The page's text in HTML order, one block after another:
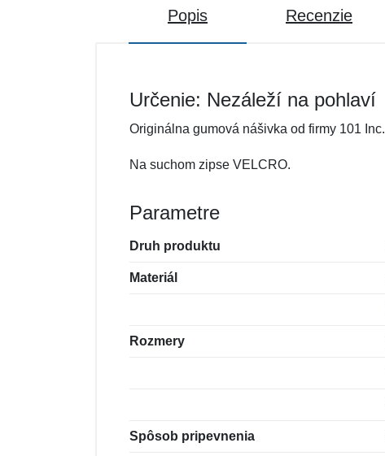
Popis Recenzie
Určenie: Nezáleží na pohlaví
Originálna gumová nášivka od firmy 101 Inc.
Na suchom zipse VELCRO.
Parametre
Druh produktu
Materiál
Rozmery
Spôsob pripevnenia